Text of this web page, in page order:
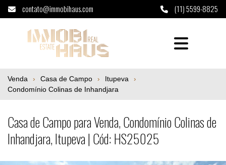
contato@immobihaus.com (11) 5599-8825
Casa de Campo para Venda, Condomínio
Venda Casa de Campo
Itupeva
Condomínio Colinas de Inhandjara
Casa de Campo para Venda, Condomínio Colinas de
Inhandjara, Itupeva | Cód: HS25025